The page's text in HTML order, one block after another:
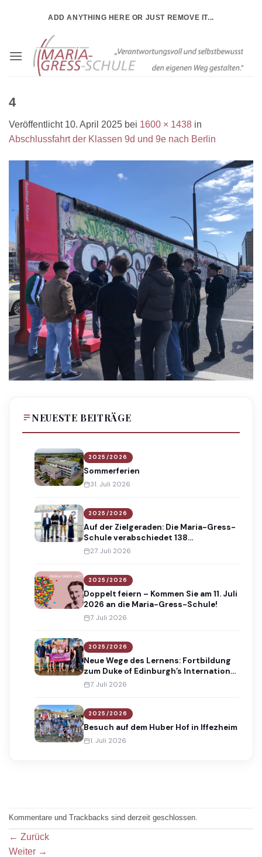
ADD ANYTHING HERE OR JUST REMOVE IT...
4
Veröffentlicht 10. April 2025 bei 1600 × 1438 in
Abschlussfahrt der Klassen 9d und 9e nach Berlin
NEUESTE BEITRÄGE
2025/2026
Sommerferien
31. Juli 2026
2025/2026
Auf der Zielgeraden: Die Maria-Gress-
Schule verabschiedet 138
Absolventinnen und Absolventen
27. Juli 2026
2025/2026
Doppelt feiern – Kommen Sie am 11. Juli
2026 an die Maria-Gress-Schule!
7. Juli 2026
2025/2026
Neue Wege des Lernens: Fortbildung
zum Duke of Edinburgh’s International
Award
7. Juli 2026
2025/2026
Besuch auf dem Huber Hof in Iffezheim
1. Juli 2026
Kommentare und Trackbacks sind derzeit geschlossen.
← Zurück
Weiter →